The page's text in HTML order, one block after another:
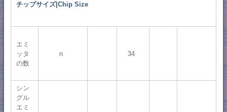
チップサイズ|Chip Size
エミ
ッタ
の数
n 34
シン
グル
エミ